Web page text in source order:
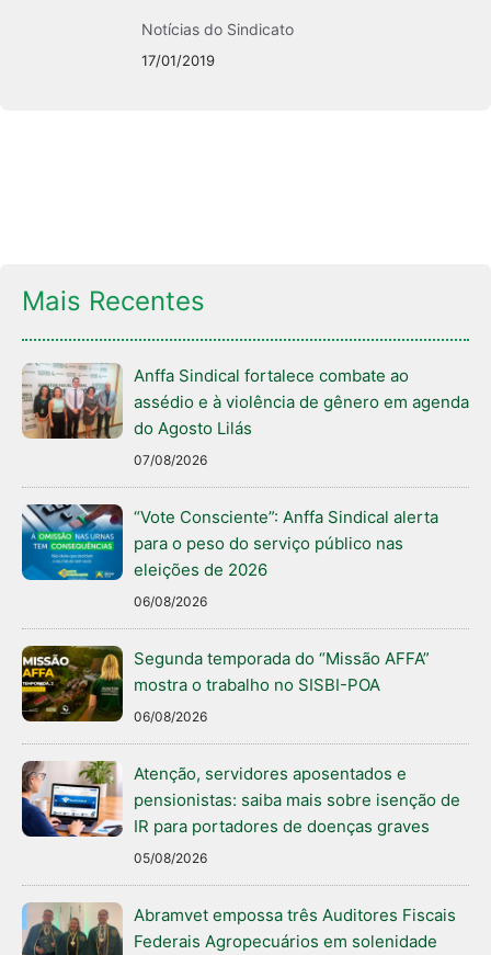
Notícias do Sindicato
17/01/2019
Mais Recentes
Anffa Sindical fortalece combate ao
assédio e à violência de gênero em agenda
do Agosto Lilás
07/08/2026
“Vote Consciente”: Anffa Sindical alerta
para o peso do serviço público nas
eleições de 2026
06/08/2026
Segunda temporada do “Missão AFFA”
mostra o trabalho no SISBI-POA
06/08/2026
Atenção, servidores aposentados e
pensionistas: saiba mais sobre isenção de
IR para portadores de doenças graves
05/08/2026
Abramvet empossa três Auditores Fiscais
Federais Agropecuários em solenidade